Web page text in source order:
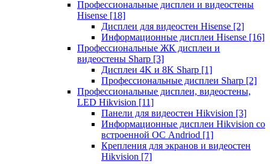
Профессиональные дисплеи и видеостены
Hisense [18]
Дисплеи для видеостен Hisense [2]
Информационные дисплеи Hisense [16]
Профессиональные ЖК дисплеи и
видеостены Sharp [3]
Дисплеи 4K и 8K Sharp [1]
Профессиональные дисплеи Sharp [2]
Профессиональные дисплеи, видеостены,
LED Hikvision [11]
Панели для видеостен Hikvision [3]
Информационные дисплеи Hikvision со
встроенной ОС Andriod [1]
Крепления для экранов и видеостен
Hikvision [7]